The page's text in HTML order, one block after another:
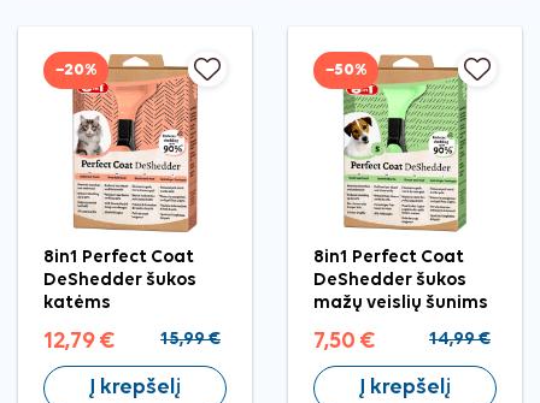
−20%
8in1 Perfect Coat
DeShedder šukos
katėms
12,79 € 15,99 €
Į krepšelį
−50%
8in1 Perfect Coat
DeShedder šukos
mažų veislių šunims
7,50 € 14,99 €
Į krepšelį